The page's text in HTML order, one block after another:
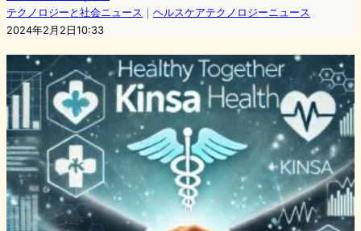
テクノロジーと社会ニュース ｜ ヘルスケアテクノロジーニュース
2024年2月2日10:33